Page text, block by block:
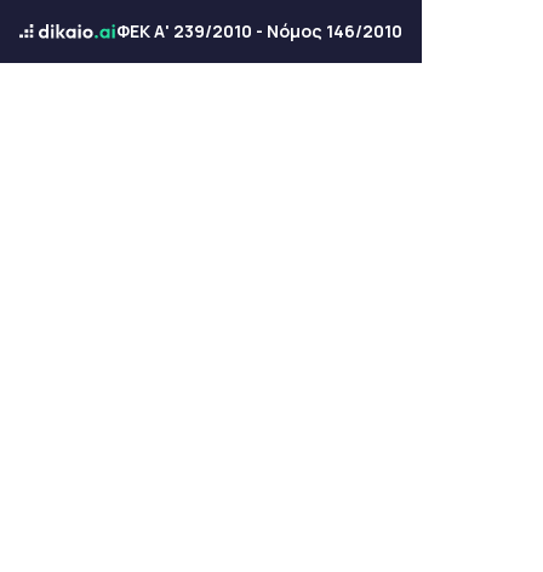
ΦΕΚ Α' 239/2010 - Νόμος 146/2010